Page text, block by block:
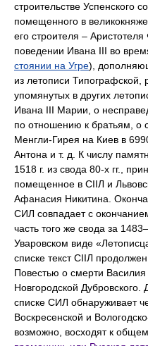
строительстве Успенского
помещенного в
его строителя –
поведении Ивана III во
стоянии на Угре),
из летописи Типографской,
упомянутых в других
Ивана III Марии, о
по отношению к братьям, о
Менгли-Гирея на Киев в
Антона и т. д. К числу
1518 г. из свода 80-х гг.,
помещенное в СIIЛ и
Афанасия Никитина.
СИЛ совпадает с
часть того же свода за
Уваровском виде
списке текст СIIЛ
Повестью о смерти
Новгородской Дубровского.
списке СИЛ обнаруживает
Воскресенской и
возможно, восходят к